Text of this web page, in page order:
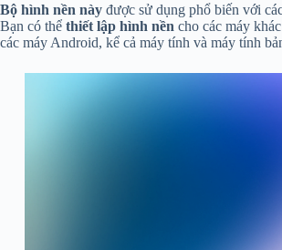
Bộ hình nền này được sử dụng phổ biến với
Bạn có thể thiết lập hình nền cho các máy
các máy Android, kể cả máy tính và máy tính